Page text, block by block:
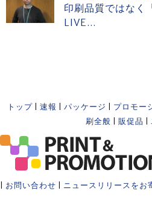
印刷品質ではな
LIVE...
トップ 速報 パッケージ プロモー
刷全般
販促品
お問い合わせ ニュースリリースをお